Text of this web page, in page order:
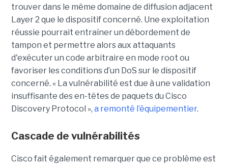
trouver dans le même domaine de diffusion adjacent
Layer 2 que le dispositif concerné. Une exploitation
réussie pourrait entraîner un débordement de
tampon et permettre alors aux attaquants
d'exécuter un code arbitraire en mode root ou
favoriser les conditions d’un DoS sur le dispositif
concerné. « La vulnérabilité est due à une validation
insuffisante des en-têtes de paquets du Cisco
Discovery Protocol », a remonté l’équipementier.
Cascade de vulnérabilités
Cisco fait également remarquer que ce problème est